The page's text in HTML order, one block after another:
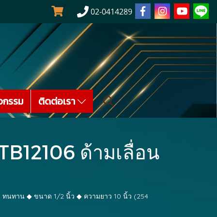
02-0414289
รรม ติดต่อเรา
ด้ามเลื่อน
ทนทาน ◆ ขนาด 1/2 นิ้ว ◆ ความยาว 10 นิ้ว (254